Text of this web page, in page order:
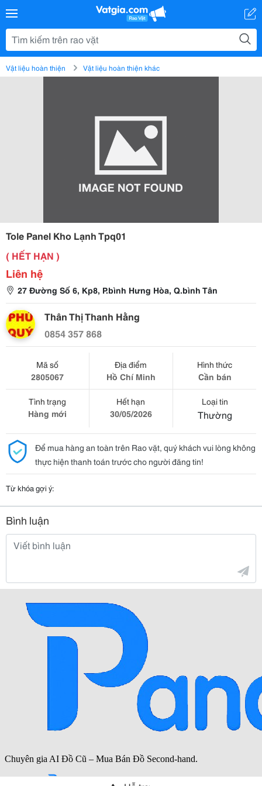
Vật liệu hoàn thiện Vật liệu hoàn thiện khác
Tole Panel Kho Lạnh Tpq01
( HẾT HẠN )
Liên hệ
27 Đường Số 6, Kp8, P.bình Hưng Hòa, Q.bình Tân
Thân Thị Thanh Hằng
0854 357 868
Mã số
2805067
Địa điểm
Hồ Chí Minh
Hình thức
Cần bán
Tình trạng
Hàng mới
Hết hạn
30/05/2026
Loại tin
Thường
Để mua hàng an toàn trên Rao vặt, quý khách vui lòng không
thực hiện thanh toán trước cho người đăng tin!
Từ khóa gợi ý:
Bình luận